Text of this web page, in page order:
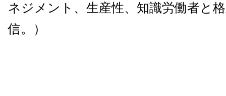
ネジメント、生産性、知識労働者と
信。）